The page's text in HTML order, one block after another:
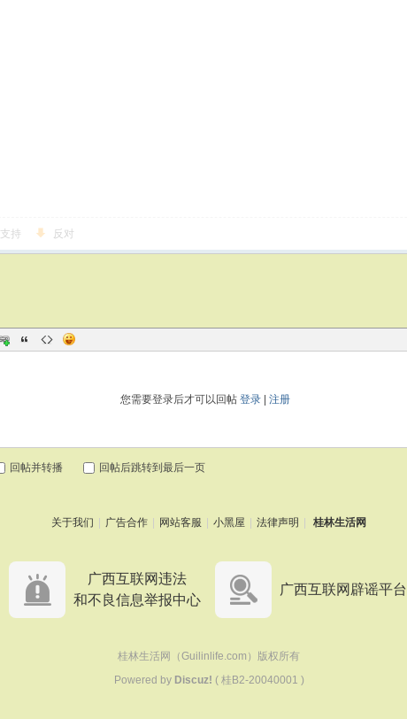
支持 反对
您需要登录后才可以回帖 登录| 注册
回帖并转播 回帖后跳转到最后一页
关于我们 广告合作 网站客服 小黑屋 法律声明 桂林生活网
广西互联网违法
和不良信息举报中心
广西互联网辟谣平台
桂林生活网（Guilinlife.com ）版权所有
Powered by Discuz! ( 桂B2-20040001 )